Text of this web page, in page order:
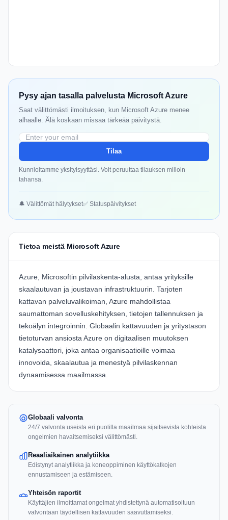
Pysy ajan tasalla palvelusta Microsoft Azure
Saat välittömästi ilmoituksen, kun Microsoft Azure menee
alhaalle. Älä koskaan missaa tärkeää päivitystä.
Tilaa
Kunnioitamme yksityisyyttäsi. Voit peruuttaa tilauksen milloin
tahansa.
🔔 Välittömät hälytykset✅ Statuspäivitykset
Tietoa meistä Microsoft Azure
Azure, Microsoftin pilvilaskenta-alusta, antaa yrityksille
skaalautuvan ja joustavan infrastruktuurin. Tarjoten
kattavan palveluvalikoiman, Azure mahdollistaa
saumattoman sovelluskehityksen, tietojen tallennuksen ja
tekoälyn integroinnin. Globaalin kattavuuden ja yritystason
tietoturvan ansiosta Azure on digitaalisen muutoksen
katalysaattori, joka antaa organisaatioille voimaa
innovoida, skaalautua ja menestyä pilvilaskennan
dynaamisessa maailmassa.
Globaali valvonta
24/7 valvonta useista eri puolilla maailmaa sijaitsevista kohteista
ongelmien havaitsemiseksi välittömästi.
Reaaliaikainen analytiikka
Edistynyt analytiikka ja koneoppiminen käyttökatkojen
ennustamiseen ja estämiseen.
Yhteisön raportit
Käyttäjien ilmoittamat ongelmat yhdistettynä automatisoituun
valvontaan täydellisen kattavuuden saavuttamiseksi.